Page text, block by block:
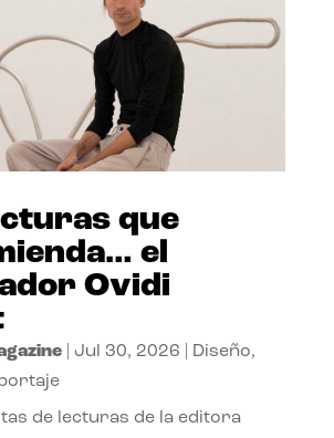
que
el
Ovidi
| Jul 30, 2026 Diseño,
de lecturas de la editora